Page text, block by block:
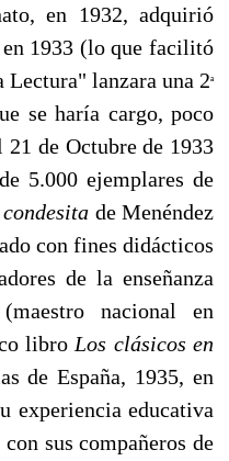
en 1932, adquirió
1933 (lo que facilitó
Lectura" lanzara una 2ª
se haría cargo, poco
21 de Octubre de 1933
5.000 ejemplares de
de Menéndez
con fines didácticos
de la en­señanza
nacional en
libro Los clásicos en
de España, 1935, en
experiencia educativa
sus compañeros de